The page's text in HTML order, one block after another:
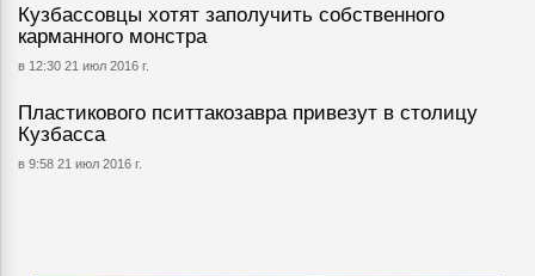
Кузбассовцы хотят заполучить собственного
карманного монстра
в 12:30 21 июл 2016 г.
Пластикового пситтакозавра привезут в столицу
Кузбасса
в 9:58 21 июл 2016 г.